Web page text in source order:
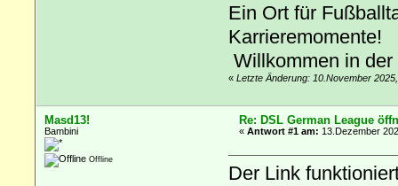
Ein Ort für
Karrieremomente!
Willkommen in
« Letzte Änderung: 10.November
Masd13!
Bambini
Offline
Re: DSL German League
«Antwort #1 am: 13.Dezember
Der Link